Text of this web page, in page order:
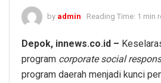
by admin Reading Time: 1 min
Depok, innews.co.id –
program corporate social
program daerah menjadi kunci